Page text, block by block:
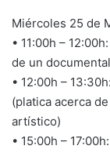
Miércoles 25 de
• 11:00h –
de un
• 12:00h –
(platica acerca
artístico)
• 15:00h –